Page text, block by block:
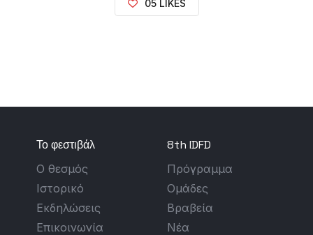
05 LIKES
Το φεστιβάλ
Ο θεσμός
Ιστορικό
Εκδηλώσεις
Επικοινωνία
8th IDFD
Πρόγραμμα
Ομάδες
Βραβεία
Νέα